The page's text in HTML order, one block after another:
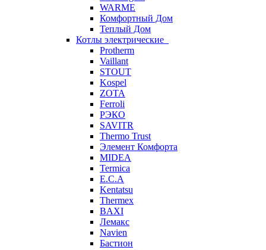
WARME
Комфортный Дом
Теплый Дом
Котлы электрические
Protherm
Vaillant
STOUT
Kospel
ZOTA
Ferroli
РЭКО
SAVITR
Thermo Trust
Элемент Комфорта
MIDEA
Termica
E.C.A
Kentatsu
Thermex
BAXI
Лемакс
Navien
Бастион